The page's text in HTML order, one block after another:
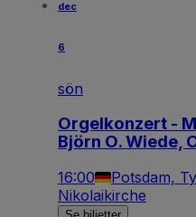
dec
6
sön
Orgelkonzert -
Björn O. Wiede,
16:00 Potsdam,
Nikolaikirche